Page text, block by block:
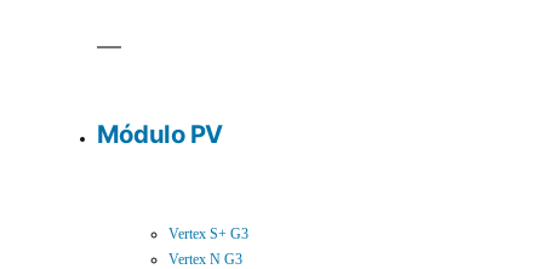
Módulo PV
Vertex S+ G3
Vertex N G3